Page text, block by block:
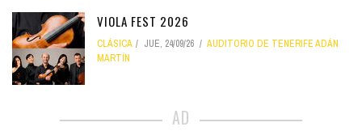
VIOLA FEST 2026
CLÁSICA JUE, 24/09/26
AUDITORIO DE TENERIFE ADÁN
MARTÍN
AD